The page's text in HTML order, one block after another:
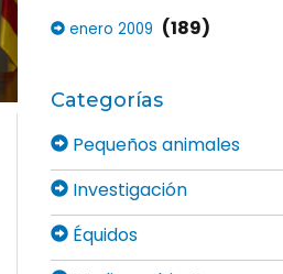
enero 2009 (189)
Categorías
Pequeños animales
Investigación
Équidos